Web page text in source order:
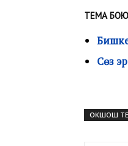
ТЕМА
Сөз
ОКШОШ